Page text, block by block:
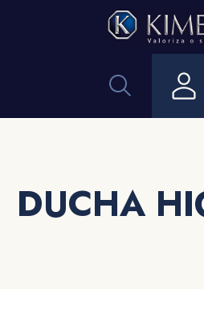
DUCHA
Aplicação